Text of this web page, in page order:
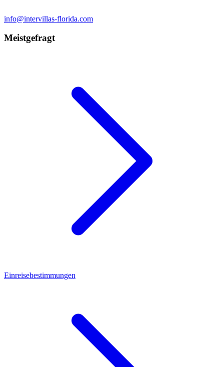
info@intervillas-florida.com
Meistgefragt
Einreisebestimmungen